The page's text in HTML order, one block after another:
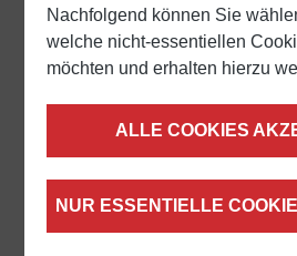
Nachfolgend können Sie
welche nicht-essentiellen
möchten und erhalten hierzu
ALLE COOKIES
NUR ESSENTIELLE